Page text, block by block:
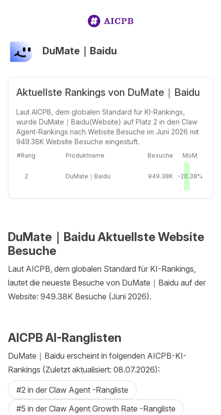
DuMate｜Baidu
Aktuellste Rankings von DuMate｜Baidu
Laut AICPB, dem globalen Standard für KI-Rankings,
wurde DuMate｜Baidu(Website) auf Platz 2 in den Claw
Agent-Rankings nach Website Besuche im Juni 2026 mit
949.38K Website Besuche eingestuft.
#Rang Produktname Besuche MoM
2 DuMate｜Baidu 949.38K -20.38%
DuMate｜Baidu Aktuellste Website
Besuche
Laut AICPB, dem globalen Standard für KI-Rankings,
lautet die neueste Besuche von DuMate｜Baidu auf der
Website: 949.38K Besuche (Juni 2026).
AICPB AI-Ranglisten
DuMate｜Baidu erscheint in folgenden AICPB-KI-
Rankings (Zuletzt aktualisiert: 08.07.2026):
#2 in der Claw Agent -Rangliste
#5 in der Claw Agent Growth Rate -Rangliste